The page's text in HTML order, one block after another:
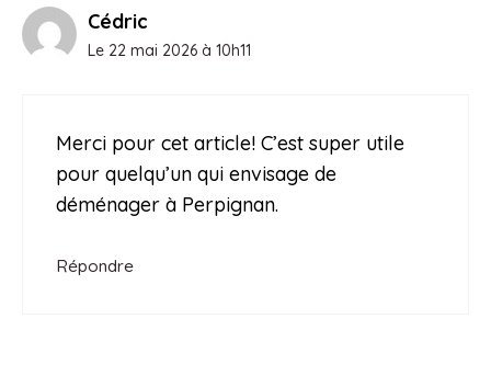
Cédric
Le 22 mai 2026 à 10h11
Merci pour cet article! C’est super utile
pour quelqu’un qui envisage de
déménager à Perpignan.
Répondre